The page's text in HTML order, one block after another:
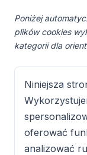
Poniżej
plików cookies
kategorii dla
Niniejsza
oferować
analizować